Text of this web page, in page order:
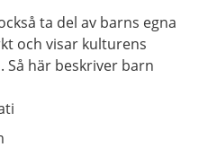
ta del av barns egna
och visar kulturens
Så här beskriver barn